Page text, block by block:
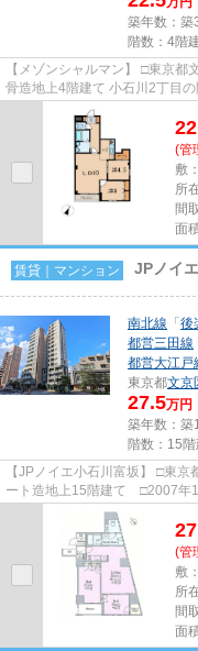
築年数：築
階数：4階
【メゾンシャルマン】 □東京都文京区小石川二丁目9-12 □1993年9月築 □鉄
骨造地上4階建て 小石川2丁目の閑静な住宅街に立地する賃貸マンションです。
丸の内線・後楽園駅まで...
(管
敷
所
間
面
賃貸｜マンション JPノイ
南北線 「 後
都営三田線
都営大江戸
東京都文京
27.5万円
築年数：築
階数：15階
【JPノイエ小石川富坂】 □東京都文京区小石川二丁目１１－１５ □鉄筋コンクリ
ート造地上15階建て □2007年1月築 春日通り沿いに建つ五角形の外
な賃貸マンションのご紹介...
(管
敷
所
間
面